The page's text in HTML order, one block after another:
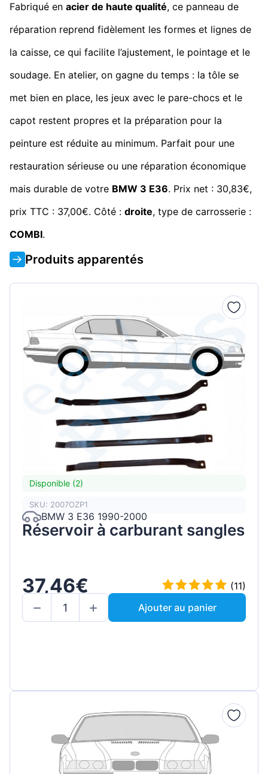
Fabriqué en acier de haute qualité, ce panneau de
réparation reprend fidèlement les formes et lignes de
la caisse, ce qui facilite l’ajustement, le pointage et le
soudage. En atelier, on gagne du temps : la tôle se
met bien en place, les jeux avec le pare-chocs et le
capot restent propres et la préparation pour la
peinture est réduite au minimum. Parfait pour une
restauration sérieuse ou une réparation économique
mais durable de votre BMW 3 E36. Prix net : 30,83€,
prix TTC : 37,00€. Côté : droite, type de carrosserie :
COMBI.
Produits apparentés
Disponible (2)
SKU: 2007OZP1
BMW 3 E36 1990-2000
Réservoir à carburant sangles
37,46€
(11)
Ajouter au panier